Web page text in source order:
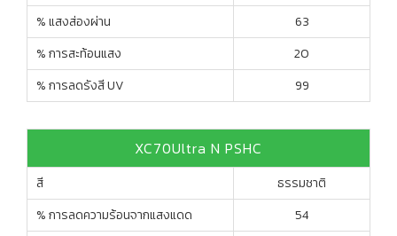
% แสงส่องผ่าน
63
% การสะท้อนแสง
20
% การลดรังสี UV
99
XC70Ultra N PSHC
สี
ธรรมชาติ
% การลดความร้อนจากแสงแดด
54